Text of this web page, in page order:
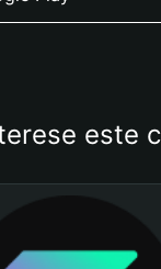
este